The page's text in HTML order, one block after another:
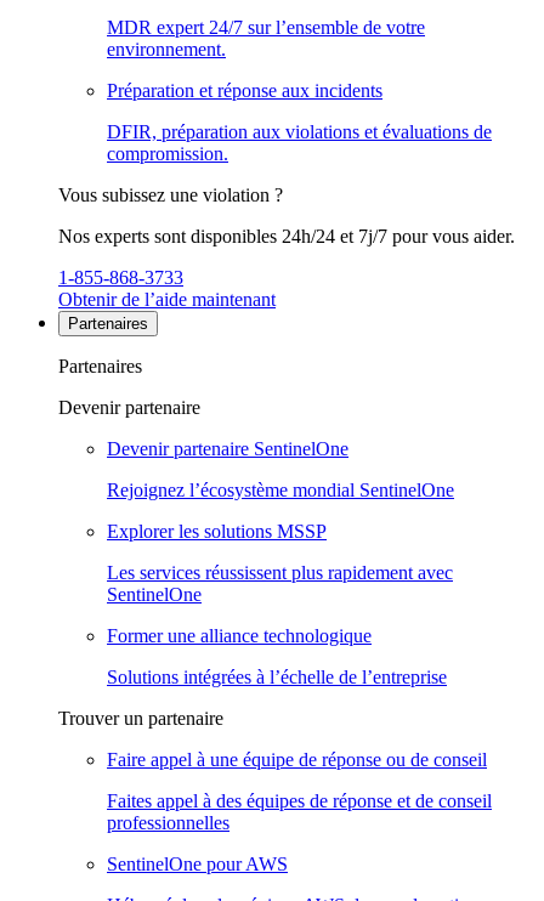
MDR expert 24/7 sur l’ensemble de votre
environnement.
Préparation et réponse aux incidents
DFIR, préparation aux violations et évaluations de
compromission.
Vous subissez une violation ?
Nos experts sont disponibles 24h/24 et 7j/7 pour vous aider.
1-855-868-3733
Obtenir de l’aide maintenant
Partenaires
Partenaires
Devenir partenaire
Devenir partenaire SentinelOne
Rejoignez l’écosystème mondial SentinelOne
Explorer les solutions MSSP
Les services réussissent plus rapidement avec
SentinelOne
Former une alliance technologique
Solutions intégrées à l’échelle de l’entreprise
Trouver un partenaire
Faire appel à une équipe de réponse ou de conseil
Faites appel à des équipes de réponse et de conseil
professionnelles
SentinelOne pour AWS